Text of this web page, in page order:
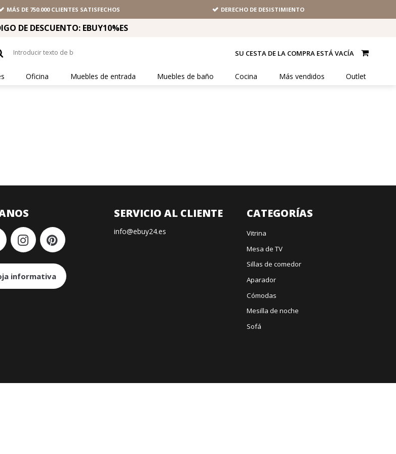
MÁS DE 750.000 CLIENTES SATISFECHOS DERECHO DE DESISTIMIENTO
DE DESCUENTO: EBUY10%ES
SU CESTA DE LA COMPRA ESTÁ VACÍA
Oficina Muebles de entrada Muebles de baño Cocina Más vendidos Outlet
informativa
SERVICIO AL CLIENTE
info@ebuy24.es
CATEGORÍAS
Vitrina
Mesa de TV
Sillas de comedor
Aparador
Cómodas
Mesilla de noche
Sofá